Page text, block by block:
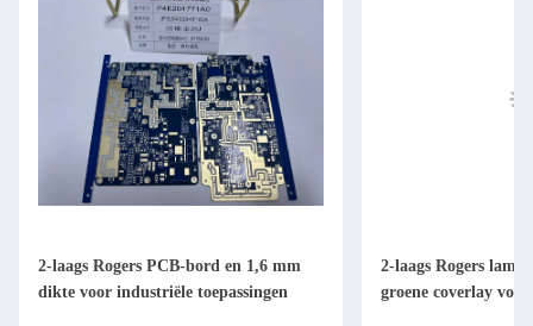
2-laags Rogers PCB-bord en 1,6 mm
dikte voor industriële toepassingen
2-laags Rogers
groene coverlay